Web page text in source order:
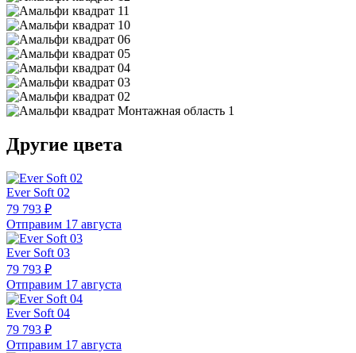
Другие цвета
Ever Soft 02
79 793 ₽
Отправим 17 августа
Ever Soft 03
79 793 ₽
Отправим 17 августа
Ever Soft 04
79 793 ₽
Отправим 17 августа